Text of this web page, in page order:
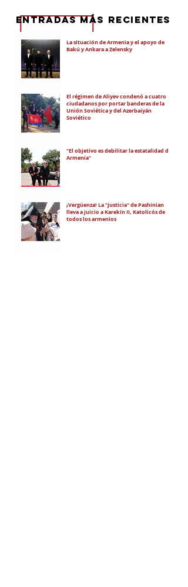
La situación de Armenia y el apoyo de
Bakú y Ankara a Zelensky
El régimen de Aliyev condenó a cuatro
ciudadanos por portar banderas de la
Unión Soviética y del Azerbaiyán
Soviético
"El objetivo es debilitar la estatalidad de
Armenia"
¡Vergüenza! La "justicia" de Pashinian
lleva a juicio a Karekín II, Katolicós de
todos los armenios
eNTRADAS MÁS RECIENTES